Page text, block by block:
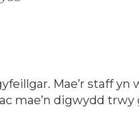
Mae’r staff
mae’n digwydd